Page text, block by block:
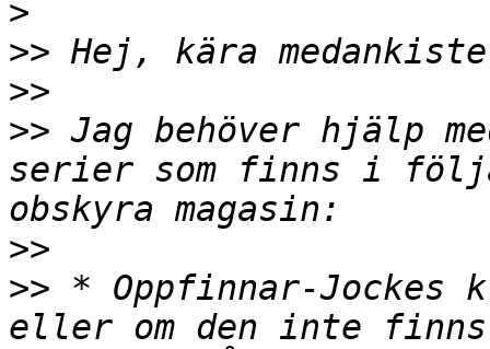
>
>>
>>
>> Jag behöver hjälp
serier som finns i
>>
>> * Oppfinnar-Jockes
eller om den inte finns